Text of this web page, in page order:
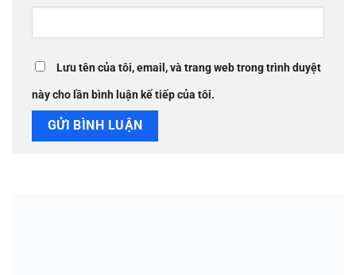
Lưu tên của tôi, email, và trang web trong trình duyệt
này cho lần bình luận kế tiếp của tôi.